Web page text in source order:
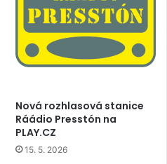
Nová rozhlasová stanice
Ráádio Presstón na
PLAY.CZ
15. 5. 2026